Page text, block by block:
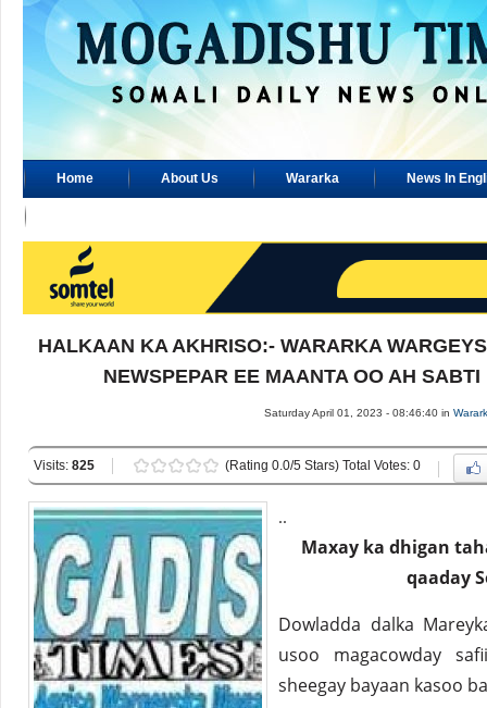
Home About Us Wararka News In
HALKAAN KA AKHRISO:- WARARKA
NEWSPEPAR EE MAANTA OO AH
Saturday April 01, 2023 - 08:46:40 in
Visits: 825 (Rating 0.0/5 Stars) Total Votes: 0
..
Maxay ka dhigan
qaaday
Dowladda dalka
usoo magacowday
sheegay bayaan kasoo